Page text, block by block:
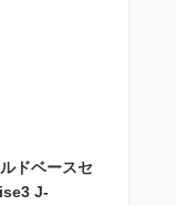
ドベースセ
J-